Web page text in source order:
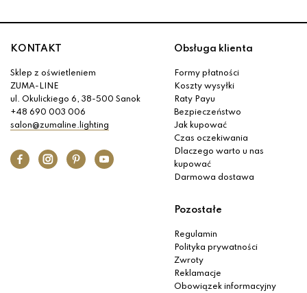
KONTAKT
Sklep z oświetleniem
ZUMA-LINE
ul. Okulickiego 6, 38-500 Sanok
+48 690 003 006
salon@zumaline.lighting
Obsługa klienta
Formy płatności
Koszty wysyłki
Raty Payu
Bezpieczeństwo
Jak kupować
Czas oczekiwania
Dlaczego warto u nas
kupować
Darmowa dostawa
Pozostałe
Regulamin
Polityka prywatności
Zwroty
Reklamacje
Obowiązek informacyjny